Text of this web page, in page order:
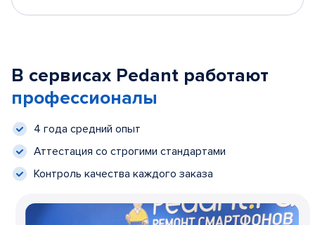
В сервисах Pedant работают
профессионалы
4 года средний опыт
Аттестация со строгими стандартами
Контроль качества каждого заказа